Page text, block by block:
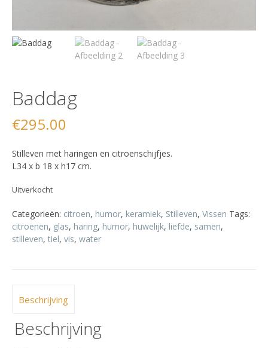
Baddag
€295.00
Stilleven met haringen en citroenschijfjes.
L34 x b 18 x h17 cm.
Uitverkocht
Categorieën: citroen, humor, keramiek, Stilleven, Vissen Tags:
citroenen, glas, haring, humor, huwelijk, liefde, samen,
stilleven, tiel, vis, water
Beschrijving
Beschrijving